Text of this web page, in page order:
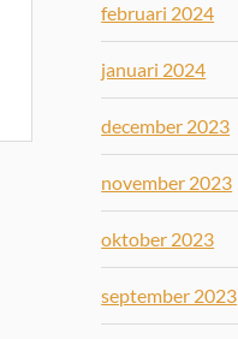
februari 2024
januari 2024
december 2023
november 2023
oktober 2023
september 2023